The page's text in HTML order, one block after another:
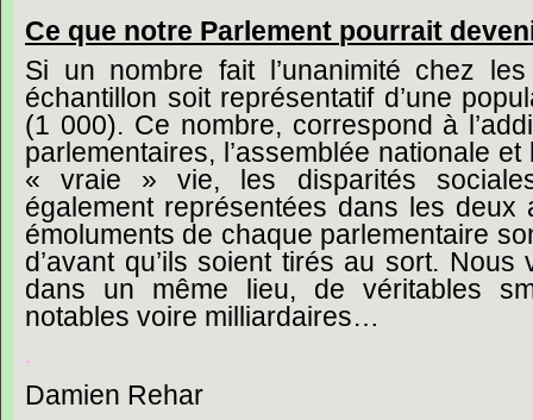
Ce que notre Parlement pourrait
Si un nombre fait l’unanimité chez les
échantillon soit représentatif d’une
(1 000). Ce nombre, correspond à
parlementaires, l’assemblée nationale et
« vraie »
vie, les disparités
également représentées dans les deux
émoluments de chaque parlementaire
d’avant qu’ils soient tirés au sort. Nous
dans
un même lieu, de véritables
notables voire milliardaires…
.
Damien Rehar